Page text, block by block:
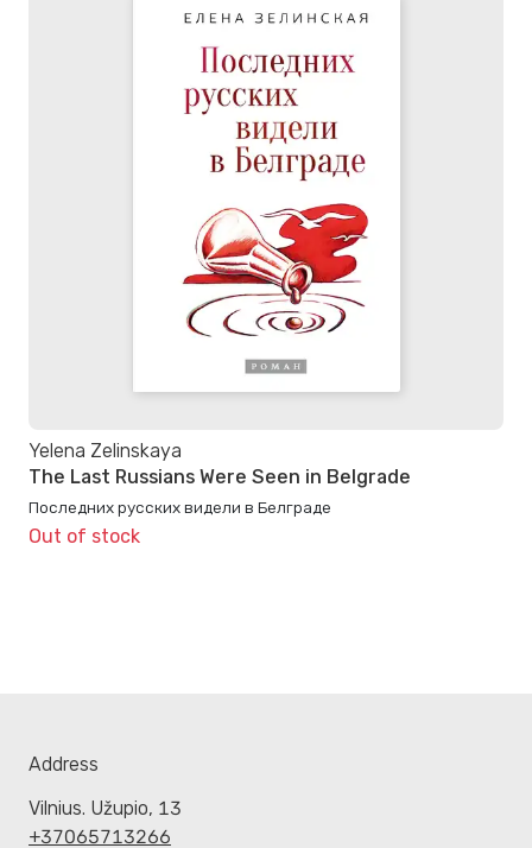
Yelena Zelinskaya
The Last Russians Were Seen in Belgrade
Последних русских видели в Белграде
Out of stock
Address
Vilnius. Užupio, 13
+37065713266